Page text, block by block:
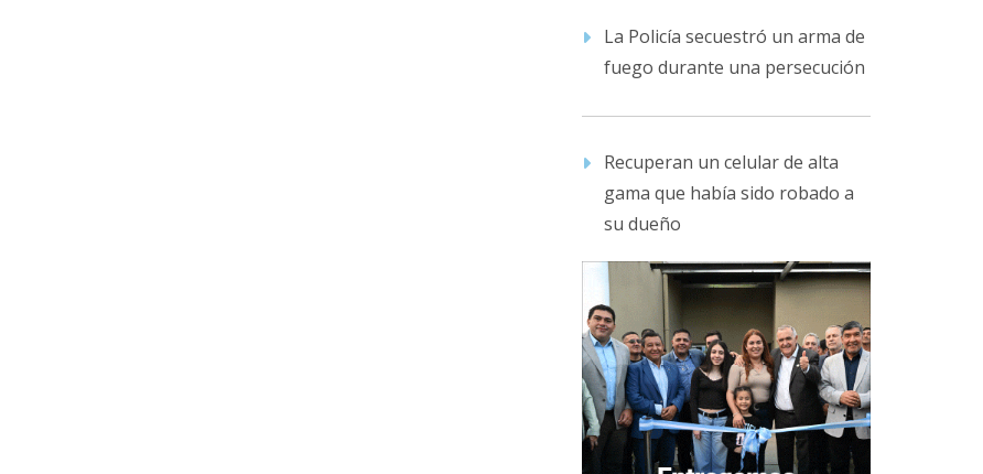
La Policía secuestró un arma de
fuego durante una persecución
Recuperan un celular de alta
gama que había sido robado a
su dueño